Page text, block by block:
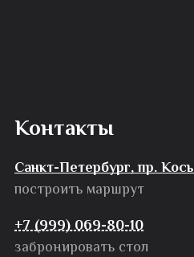
Контакты
Санкт-Петербург, пр.
построить маршрут
+7 (999) 069-80-10
забронировать стол